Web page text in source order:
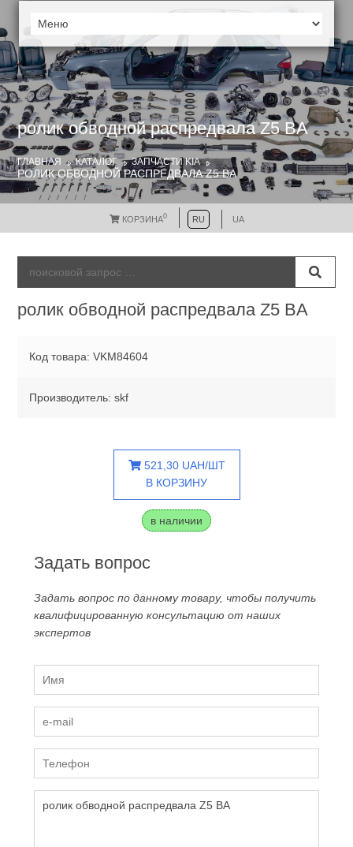
ролик обводной распредвала Z5 BA
ГЛАВНАЯ КАТАЛОГ ЗАПЧАСТИ KIA
РОЛИК ОБВОДНОЙ РАСПРЕДВАЛА Z5 BA
КОРЗИНА0 RU UA
ролик обводной распредвала Z5 BA
Код товара: VKM84604
Производитель: skf
521,30 UAH/ШТ
В КОРЗИНУ
в наличии
Задать вопрос
Задать вопрос по данному товару, чтобы получить
квалифицированную консультацию от наших
экспертов